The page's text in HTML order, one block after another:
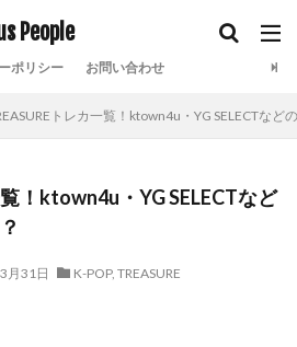
People
ポリシー お問い合わせ
トレカ一覧！ktown4u・YG SELECTなど
！ktown4u・YG SELECTなど
月31日 K-POP, TREASURE